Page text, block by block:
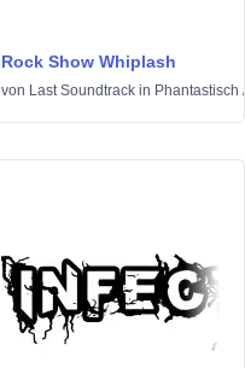
Rock Show Whiplash
von Last Soundtrack in Phantastisch